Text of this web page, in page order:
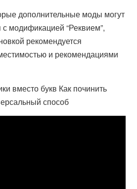
дополнительные моды могут
модификацией “Реквием”,
рекомендуется
и рекомендациями
вместо букв Как починить
способ